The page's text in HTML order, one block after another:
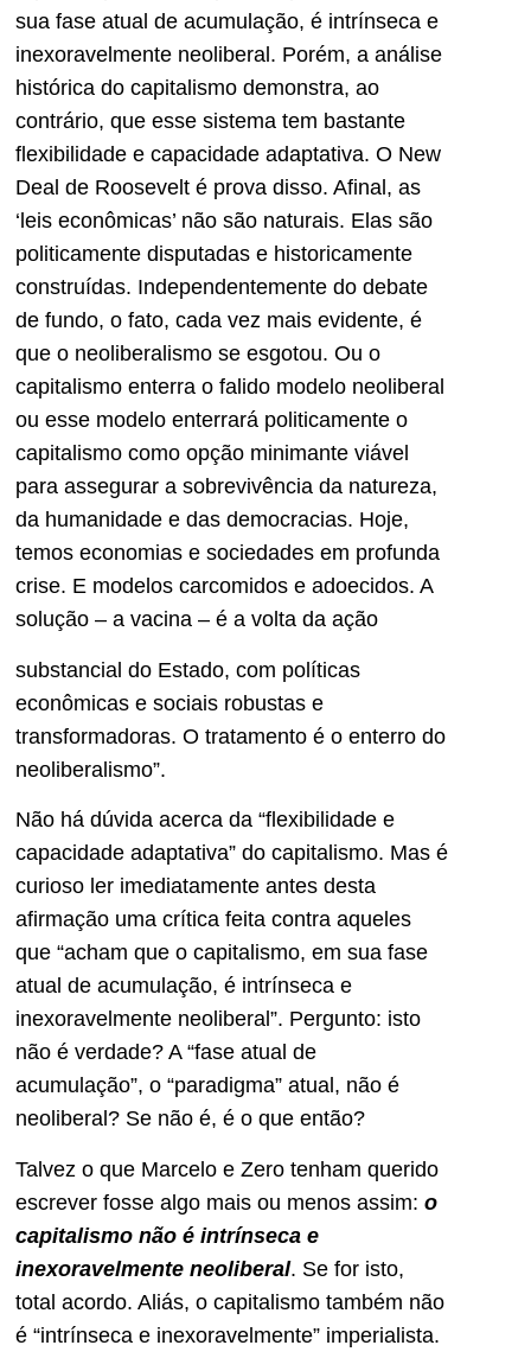
sua fase atual de acumulação, é intrínseca e
inexoravelmente neoliberal. Porém, a análise
histórica do capitalismo demonstra, ao
contrário, que esse sistema tem bastante
flexibilidade e capacidade adaptativa. O New
Deal de Roosevelt é prova disso. Afinal, as
‘leis econômicas’ não são naturais. Elas são
politicamente disputadas e historicamente
construídas. Independentemente do debate
de fundo, o fato, cada vez mais evidente, é
que o neoliberalismo se esgotou. Ou o
capitalismo enterra o falido modelo neoliberal
ou esse modelo enterrará politicamente o
capitalismo como opção minimante viável
para assegurar a sobrevivência da natureza,
da humanidade e das democracias. Hoje,
temos economias e sociedades em profunda
crise. E modelos carcomidos e adoecidos. A
solução – a vacina – é a volta da ação
substancial do Estado, com políticas
econômicas e sociais robustas e
transformadoras. O tratamento é o enterro do
neoliberalismo”.
Não há dúvida acerca da “flexibilidade e
capacidade adaptativa” do capitalismo. Mas é
curioso ler imediatamente antes desta
afirmação uma crítica feita contra aqueles
que “acham que o capitalismo, em sua fase
atual de acumulação, é intrínseca e
inexoravelmente neoliberal”. Pergunto: isto
não é verdade? A “fase atual de
acumulação”, o “paradigma” atual, não é
neoliberal? Se não é, é o que então?
Talvez o que Marcelo e Zero tenham querido
escrever fosse algo mais ou menos assim: o
capitalismo não é intrínseca e
inexoravelmente neoliberal. Se for isto,
total acordo. Aliás, o capitalismo também não
é “intrínseca e inexoravelmente” imperialista.